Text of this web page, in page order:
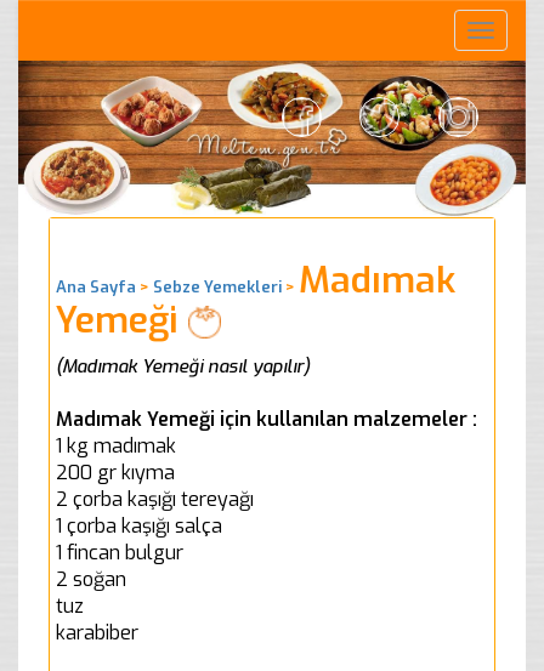
Toggle
Ana Sayfa > Sebze Yemekleri > Madımak
Yemeği
(Madımak Yemeği nasıl yapılır)
Madımak Yemeği için kullanılan malzemeler :
1 kg madımak
200 gr kıyma
2 çorba kaşığı tereyağı
1 çorba kaşığı salça
1 fincan bulgur
2 soğan
tuz
karabiber